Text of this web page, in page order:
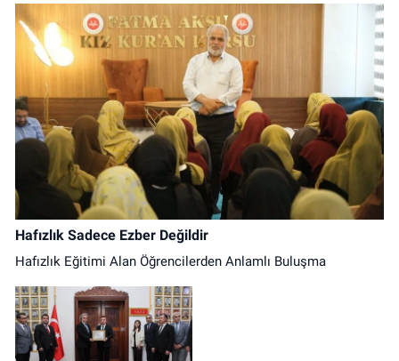
Hafızlık Sadece Ezber Değildir
Hafızlık Eğitimi Alan Öğrencilerden Anlamlı Buluşma